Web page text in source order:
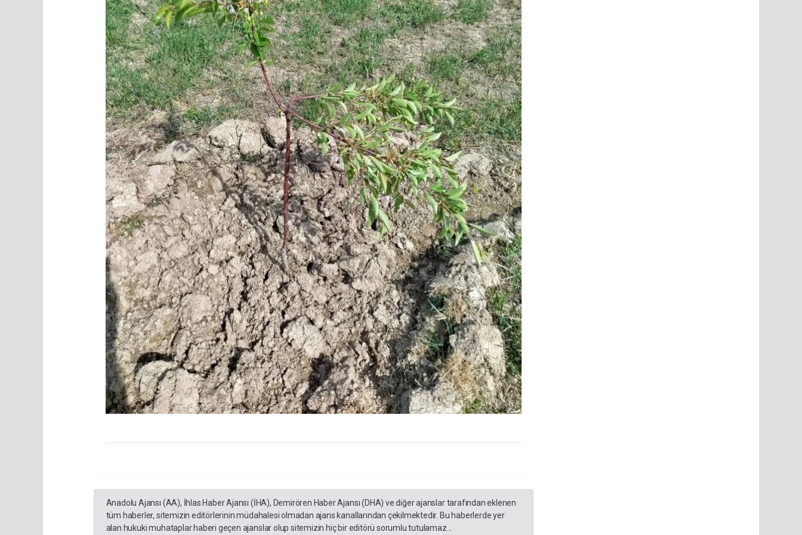
Anadolu Ajansı (AA), İhlas Haber Ajansı (İHA), Demirören Haber Ajansı (DHA) ve diğer ajanslar tarafından eklenen
tüm haberler, sitemizin editörlerinin müdahalesi olmadan ajans kanallarından çekilmektedir. Bu haberlerde yer
alan hukuki muhataplar haberi geçen ajanslar olup sitemizin hiç bir editörü sorumlu tutulamaz...